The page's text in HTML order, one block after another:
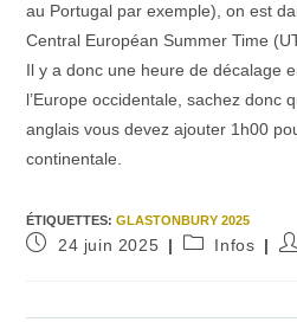
au Portugal par exemple), on est
Central Européan Summer Time
Il y a donc une heure de décalage
l’Europe occidentale, sachez donc
anglais vous devez ajouter 1h00
continentale.
ÉTIQUETTES:GLASTONBURY 2025
Publication
24 juin 2025
PostInfos